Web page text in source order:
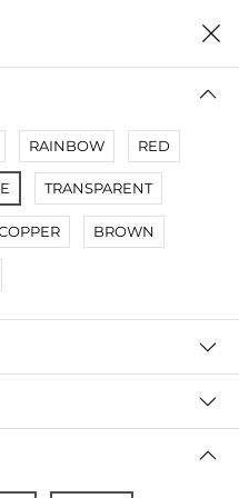
0
RAINBOW RED
TRANSPARENT
BROWN